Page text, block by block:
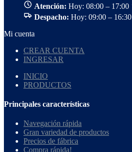
Atención: Hoy: 08:00 – 17:00
Despacho: Hoy: 09:00 – 16:30
Mi cuenta
CREAR CUENTA
INGRESAR
INICIO
PRODUCTOS
Principales características
Navegación rápida
Gran variedad de productos
Precios de fábrica
Compra rápida!